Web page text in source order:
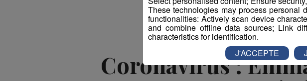
Coronavirus :
These technologies may process personal
functionalities: Actively scan device
and combine offline data sources; Link
characteristics for identification.
J'ACCEPTE